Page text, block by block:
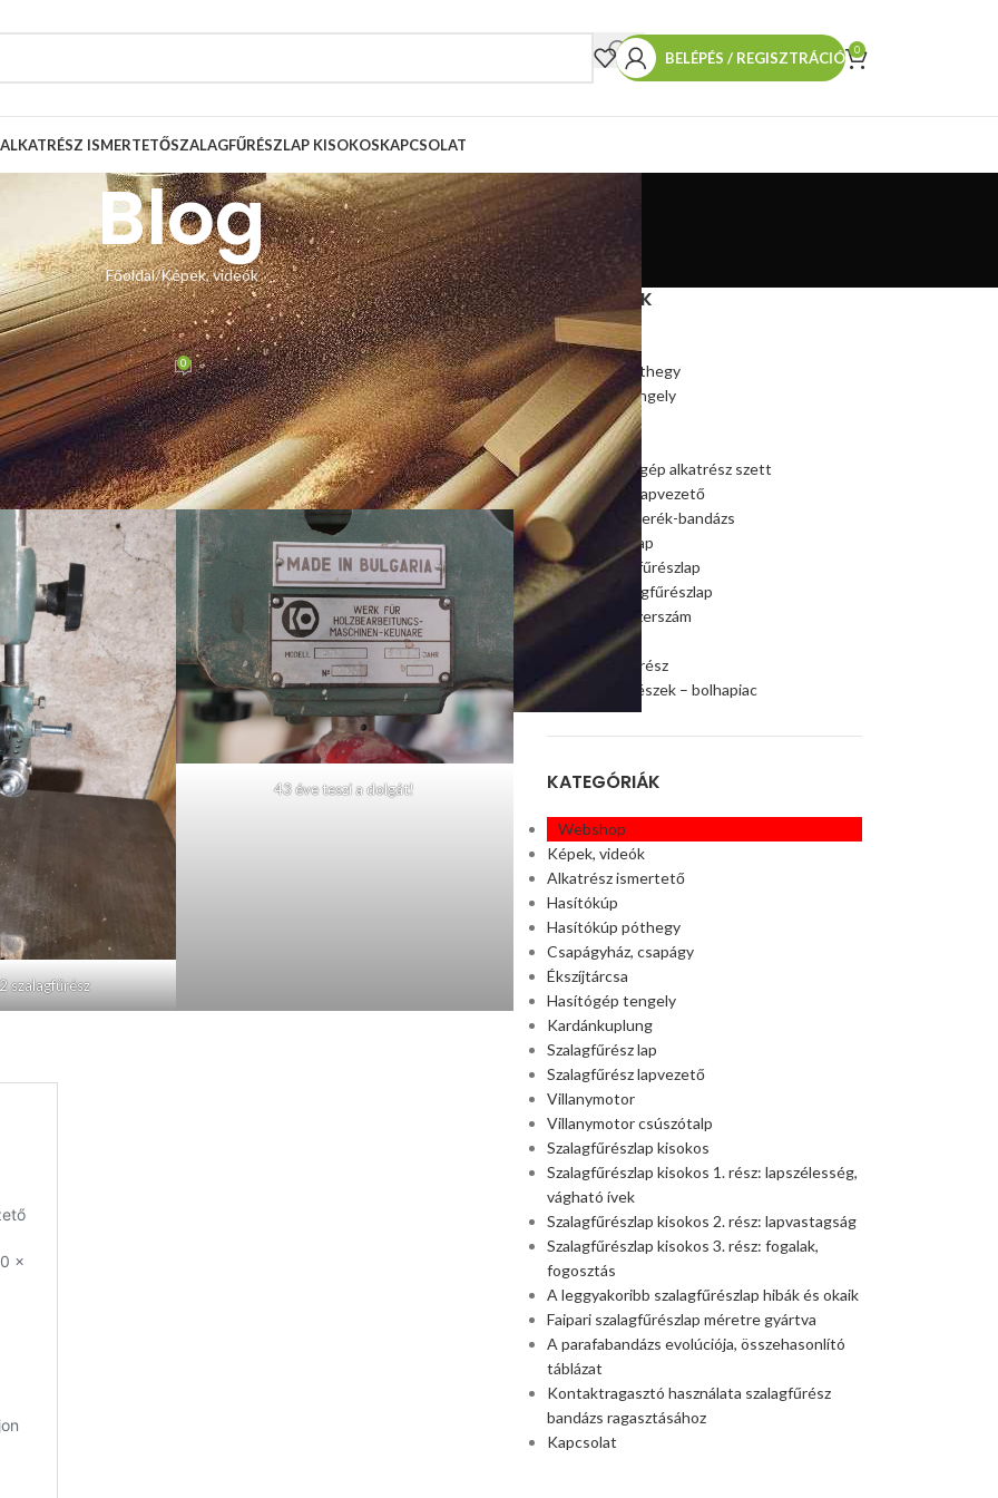
BELÉPÉS / REGISZTRÁCIÓ 0
ALKATRÉSZ ISMERTETŐSZALAGFŰRÉSZLAP KISOKOSKAPCSOLAT
Blog
Főoldal Képek, videók
VIDEÓK
lapvezető csere
Zsolt Be január 10, 2025 0
szalagfűrészén cserélte ki a felső gyári lapvezetőt.
méretének és elhelyezkedésének köszönhetően.
szalagfűrész
43 éve teszi a dolgát!
TERMÉKEINK
Hasítókúp
Hasítókúp póthegy
Hasítógép tengely
Ékszíjtárcsa
Csapágy
Kúpos hasítógép alkatrész szett
Szalagfűrész lapvezető
Szalagfűrészkerék-bandázs
Szalagfűrészlap
Faipari szalagfűrészlap
Húsipari szalagfűrészlap
Faipari gép, szerszám
Ágaprító
Offroad alkatrész
Akciós alkatrészek – bolhapiac
KATEGÓRIÁK
Webshop
Képek, videók
Alkatrész ismertető
Hasítókúp
Hasítókúp póthegy
Csapágyház, csapágy
Ékszíjtárcsa
Hasítógép tengely
Kardánkuplung
Szalagfűrész lap
Szalagfűrész lapvezető
Villanymotor
Villanymotor csúszótalp
Szalagfűrészlap kisokos
Szalagfűrészlap kisokos 1. rész: lapszélesség,
vágható ívek
Szalagfűrészlap kisokos 2. rész: lapvastagság
Szalagfűrészlap kisokos 3. rész: fogalak,
fogosztás
A leggyakoribb szalagfűrészlap hibák és okaik
Faipari szalagfűrészlap méretre gyártva
A parafabandázs evolúciója, összehasonlító
táblázat
Kontaktragasztó használata szalagfűrész
bandázs ragasztásához
Kapcsolat